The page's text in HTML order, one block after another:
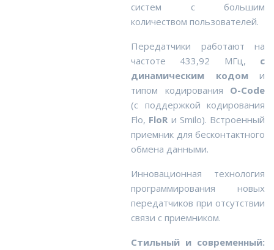
систем с большим
количеством пользователей.
Передатчики работают на
частоте 433,92 МГц, с
динамическим кодоми
типом кодирования O-Code
(с поддержкой кодирования
Flo, FloR и Smilo). Встроенный
приемник для бесконтактного
обмена данными.
Инновационная технология
программирования новых
передатчиков при отсутствии
связи с приемником.
Стильный и современный: